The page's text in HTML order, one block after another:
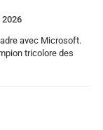
2026
avec Microsoft.
tricolore des